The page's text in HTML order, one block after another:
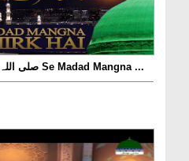
Kya Nabi صلی اللہ علیہ وآلہ وسلم Se Madad Mangna ...